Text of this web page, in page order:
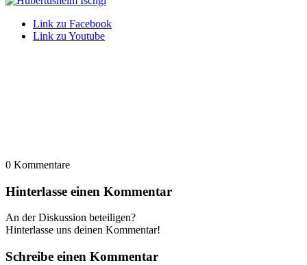
Link zu Facebook
Link zu Youtube
0 Kommentare
Hinterlasse einen Kommentar
An der Diskussion beteiligen?
Hinterlasse uns deinen Kommentar!
Schreibe einen Kommentar